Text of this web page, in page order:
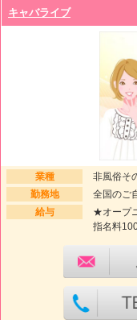
キャバライブ
業種
非風俗そ
勤務地
全国のご
給与
★オープ
指名料